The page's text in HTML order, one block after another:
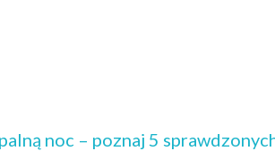
noc – poznaj 5